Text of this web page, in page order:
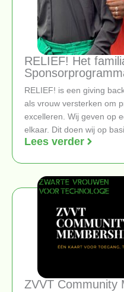
RELIEF! Het
RELIEF! is een giving
als vrouw versterken om
excelleren. Wij geven op
elkaar. Dit doen wij op
Lees verder
ZVVT Community